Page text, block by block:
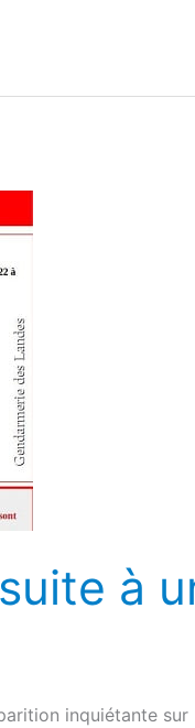
à
inquiétante